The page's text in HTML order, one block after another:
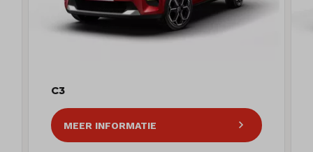
C3
MEER INFORMATIE